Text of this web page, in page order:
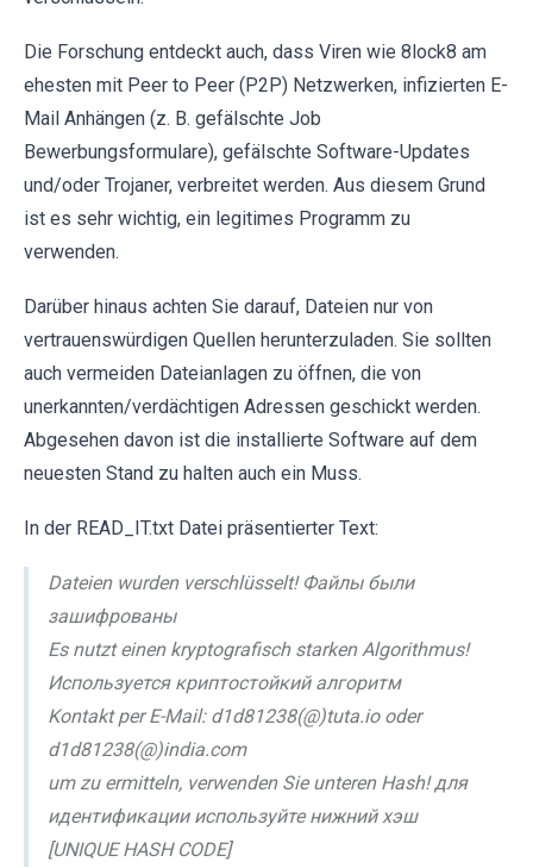
Die Forschung entdeckt auch, dass Viren wie 8lock8 am
ehesten mit Peer to Peer (P2P) Netzwerken, infizierten E-
Mail Anhängen (z. B. gefälschte Job
Bewerbungsformulare), gefälschte Software-Updates
und/oder Trojaner, verbreitet werden. Aus diesem Grund
ist es sehr wichtig, ein legitimes Programm zu
verwenden.
Darüber hinaus achten Sie darauf, Dateien nur von
vertrauenswürdigen Quellen herunterzuladen. Sie sollten
auch vermeiden Dateianlagen zu öffnen, die von
unerkannten/verdächtigen Adressen geschickt werden.
Abgesehen davon ist die installierte Software auf dem
neuesten Stand zu halten auch ein Muss.
In der READ_IT.txt Datei präsentierter Text:
Dateien wurden verschlüsselt! Файлы были
зашифрованы
Es nutzt einen kryptografisch starken Algorithmus!
Используется криптостойкий алгоритм
Kontakt per E-Mail: d1d81238(@)tuta.io oder
d1d81238(@)india.com
um zu ermitteln, verwenden Sie unteren Hash! для
идентификации используйте нижний хэш
[UNIQUE HASH CODE]